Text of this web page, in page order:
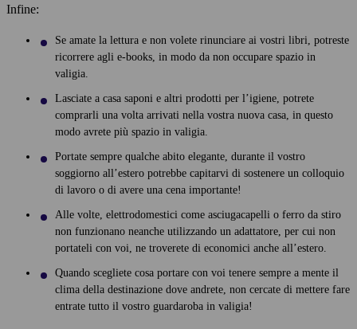
Infine:
Se amate la lettura e non volete rinunciare ai vostri libri, potreste
ricorrere agli e-books, in modo da non occupare spazio in
valigia.
Lasciate a casa saponi e altri prodotti per l’igiene, potrete
comprarli una volta arrivati nella vostra nuova casa, in questo
modo avrete più spazio in valigia.
Portate sempre qualche abito elegante, durante il vostro
soggiorno all’estero potrebbe capitarvi di sostenere un colloquio
di lavoro o di avere una cena importante!
Alle volte, elettrodomestici come asciugacapelli o ferro da stiro
non funzionano neanche utilizzando un adattatore, per cui non
portateli con voi, ne troverete di economici anche all’estero.
Quando scegliete cosa portare con voi tenere sempre a mente il
clima della destinazione dove andrete, non cercate di mettere fare
entrate tutto il vostro guardaroba in valigia!